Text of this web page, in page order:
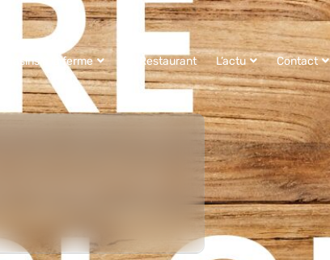
à la ferme Le Restaurant L’actu Contact